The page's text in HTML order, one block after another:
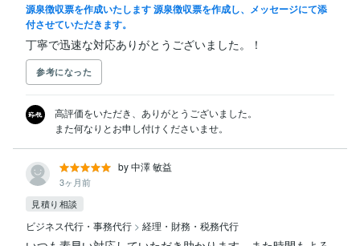
源泉徴収票を作成いたします 源泉徴収票を作成し、メッセージにて添
付させていただきます。
丁寧で迅速な対応ありがとうございました。！
参考になった
高評価をいただき、ありがとうございました。
また何なりとお申し付けくださいませ。
by 中澤 敏益
3ヶ月前
見積り相談
ビジネス代行・事務代行 > 経理・財務・税務代行